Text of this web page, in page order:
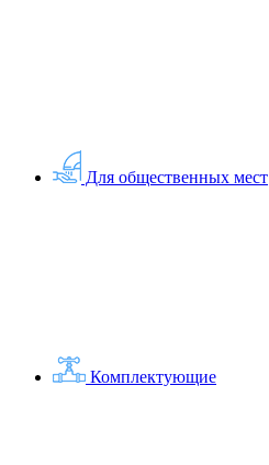
Для общественных мест
Комплектующие